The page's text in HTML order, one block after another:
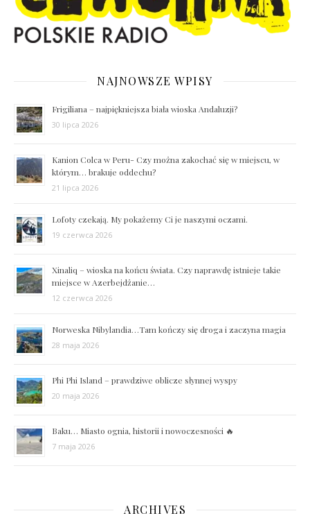
NAJNOWSZE WPISY
Frigiliana – najpiękniejsza biała wioska Andaluzji?
30 lipca 2026
Kanion Colca w Peru- Czy można zakochać się w miejscu, w
którym… brakuje oddechu?
21 lipca 2026
Lofoty czekają. My pokażemy Ci je naszymi oczami.
19 czerwca 2026
Xinaliq – wioska na końcu świata. Czy naprawdę istnieje takie
miejsce w Azerbejdżanie…
12 czerwca 2026
Norweska Nibylandia…Tam kończy się droga i zaczyna magia
28 maja 2026
Phi Phi Island – prawdziwe oblicze słynnej wyspy
20 maja 2026
Baku… Miasto ognia, historii i nowoczesności 🔥
7 maja 2026
ARCHIVES